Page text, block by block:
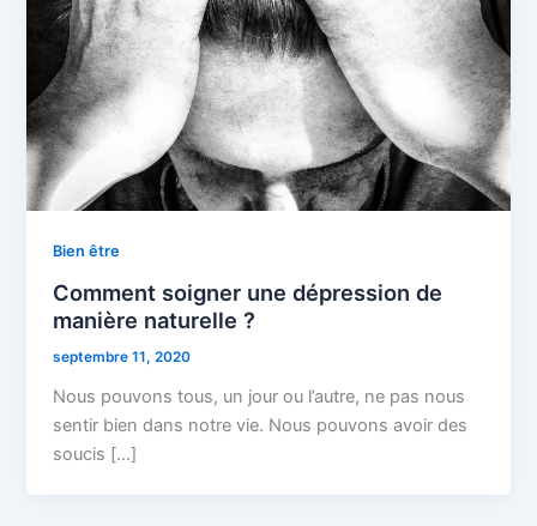
Bien être
Comment soigner une dépression de
manière naturelle ?
septembre 11, 2020
Nous pouvons tous, un jour ou l’autre, ne pas nous
sentir bien dans notre vie. Nous pouvons avoir des
soucis […]